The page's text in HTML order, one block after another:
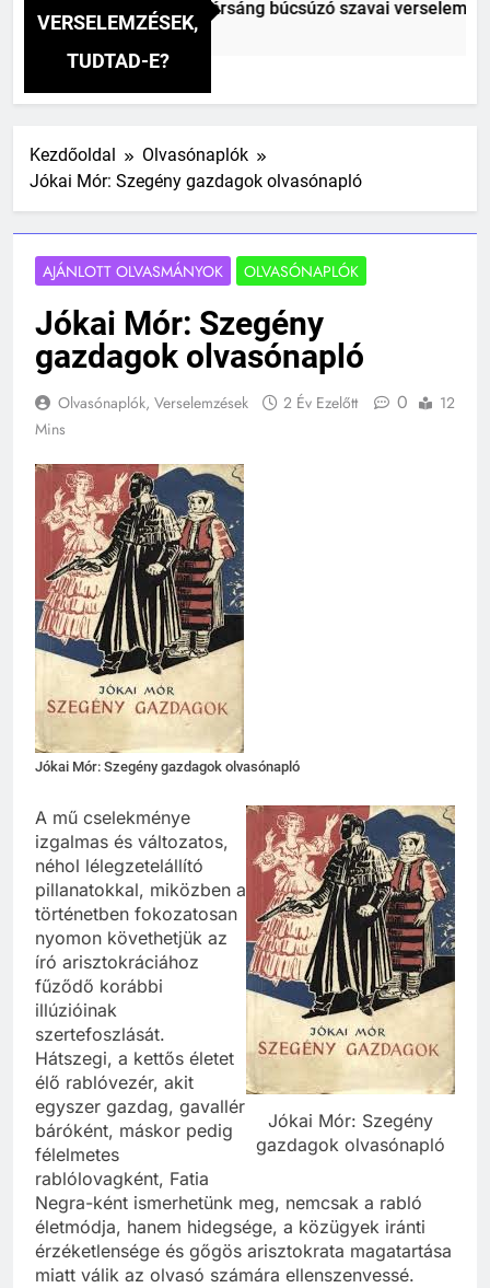
VERSELEMZÉSEK,
TUDTAD-E?
Vitéz Mihály: A fársáng búcsúzó szavai verselemzés
Kezdőoldal
Olvasónaplók
Jókai Mór: Szegény gazdagok olvasónapló
AJÁNLOTT OLVASMÁNYOK OLVASÓNAPLÓK
Jókai Mór: Szegény
gazdagok olvasónapló
Olvasónaplók, Verselemzések 2 Év Ezelőtt 0
12
Mins
Jókai Mór: Szegény gazdagok olvasónapló
Jókai Mór: Szegény
gazdagok olvasónapló
A mű cselekménye
izgalmas és változatos,
néhol lélegzetelállító
pillanatokkal, miközben a
történetben fokozatosan
nyomon követhetjük az
író arisztokráciához
fűződő korábbi
illúzióinak
szertefoszlását.
Hátszegi, a kettős életet
élő rablóvezér, akit
egyszer gazdag, gavallér
báróként, máskor pedig
félelmetes
rablólovagként, Fatia
Negra-ként ismerhetünk meg, nemcsak a rabló
életmódja, hanem hidegsége, a közügyek iránti
érzéketlensége és gőgös arisztokrata magatartása
miatt válik az olvasó számára ellenszenvessé.